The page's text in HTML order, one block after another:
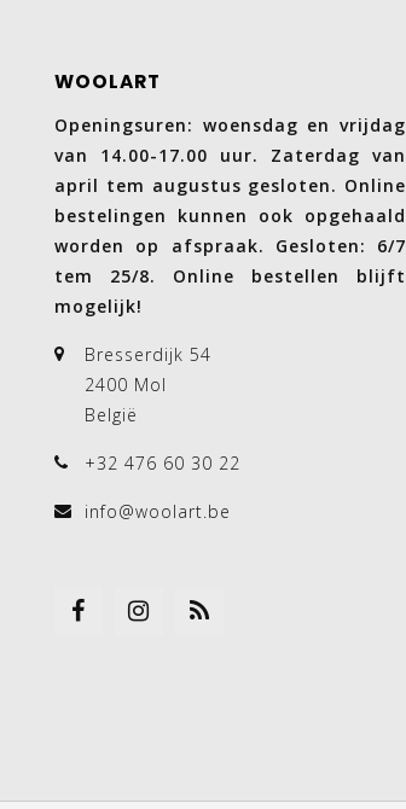
WOOLART
Openingsuren: woensdag en vrijdag
van 14.00-17.00 uur. Zaterdag van
april tem augustus gesloten. Online
bestelingen kunnen ook opgehaald
worden op afspraak. Gesloten: 6/7
tem 25/8. Online bestellen blijft
mogelijk!
Bresserdijk 54
2400 Mol
België
+32 476 60 30 22
info@woolart.be